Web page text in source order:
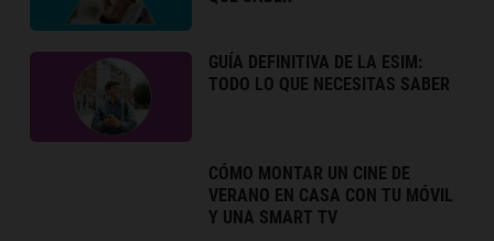
GUÍA DEFINITIVA DE LA ESIM:
TODO LO QUE NECESITAS SABER
CÓMO MONTAR UN CINE DE
VERANO EN CASA CON TU MÓVIL
Y UNA SMART TV